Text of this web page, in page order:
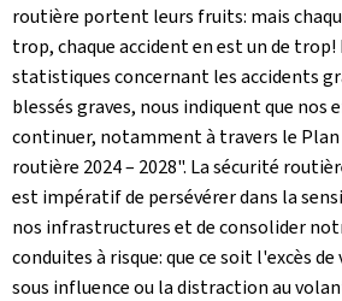
routière portent leurs fruits: mais
trop, chaque accident en est un de
statistiques concernant les accidents
blessés graves, nous indiquent que nos
continuer, notamment à travers le
routière 2024 – 2028". La sécurité
est impératif de persévérer dans la
nos infrastructures et de consolider
conduites à risque: que ce soit l'excès
sous influence ou la distraction au